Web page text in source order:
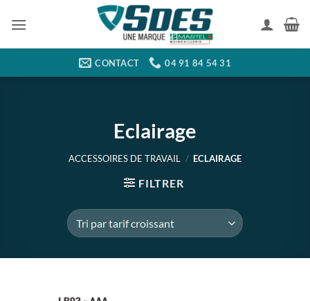
CONTACT 04 91 84 54 31
Eclairage
ACCESSOIRES DE TRAVAIL / ECLAIRAGE
FILTRER